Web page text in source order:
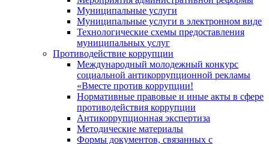
Муниципальные услуги
Муниципальные услуги в электронном виде
Технологические схемы предоставления
муниципальных услуг
Противодействие коррупции
Международный молодежный конкурс
социальной антикоррупционной рекламы
«Вместе против коррупции!
Нормативные правовые и иные акты в сфере
противодействия коррупции
Антикоррупционная экспертиза
Методические материалы
Формы документов, связанных с